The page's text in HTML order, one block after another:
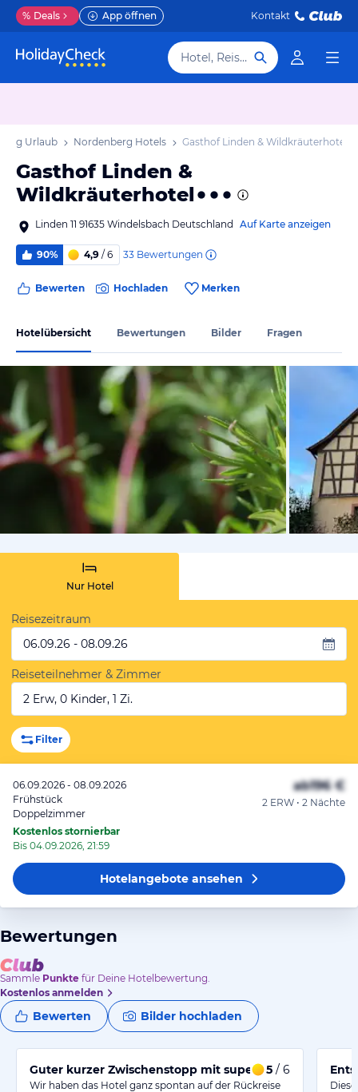
% Deals App öffnen Kontakt
Hotel, Reiseziel
Urlaub Nordenberg Hotels Gasthof Linden & Wildkräuterhotel
Gasthof Linden &
Wildkräuterhotel
Linden 11 91635 Windelsbach Deutschland Auf Karte anzeigen
90% 4,9 / 6 33 Bewertungen
Bewerten Hochladen Merken
Hotelübersicht Bewertungen Bilder Fragen
vom
Nur Hotel
Reisezeitraum
06.09.26 - 08.09.26
Reiseteilnehmer & Zimmer
2 Erw, 0 Kinder, 1 Zi.
Filter
06.09.2026 - 08.09.2026
Frühstück
Doppelzimmer
Kostenlos stornierbar
Bis 04.09.2026, 21:59
ab196 €
2 ERW • 2 Nächte
Hotelangeboteansehen
Bewertungen
Sammle Punkte für Deine Hotelbewertung.
Kostenlos anmelden
Bewerten Bilder hochladen
Guter kurzer Zwischenstopp mit super Frühstück
5 / 6
Wir haben das Hotel ganz spontan auf der Rückreise